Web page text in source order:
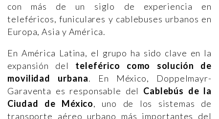
con más de un siglo de experiencia en
teleféricos, funiculares y cablebuses urbanos en
Europa, Asia y América.
En América Latina, el grupo ha sido clave en la
expansión del teleférico como solución de
movilidad urbana. En México, Doppelmayr-
Garaventa es responsable del Cablebús de la
Ciudad de México, uno de los sistemas de
transporte aéreo urbano más importantes del